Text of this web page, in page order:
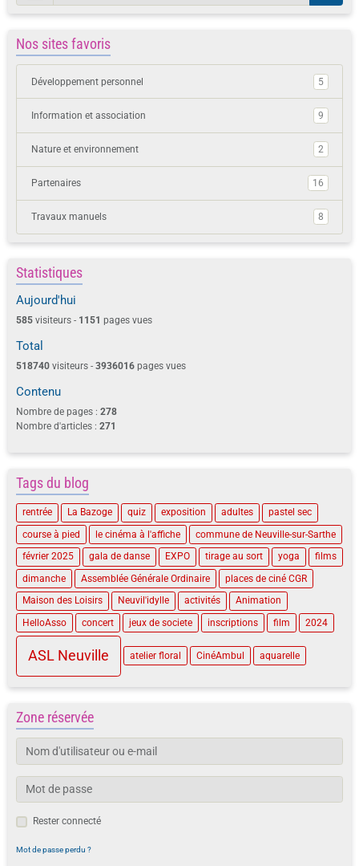
Nos sites favoris
Développement personnel 5
Information et association 9
Nature et environnement 2
Partenaires 16
Travaux manuels 8
Statistiques
Aujourd'hui
585 visiteurs - 1151 pages vues
Total
518740 visiteurs - 3936016 pages vues
Contenu
Nombre de pages : 278
Nombre d'articles : 271
Tags du blog
rentrée La Bazoge quiz exposition adultes
pastel sec
course à pied
le cinéma à l'affiche
commune de Neuville-sur-Sarthe
février 2025
gala de danse EXPO tirage au sort yoga
films
dimanche
Assemblée Générale Ordinaire
places de ciné CGR
Maison des Loisirs
Neuvil'idylle activités
Animation
HelloAsso
concert jeux de societe inscriptions film 2024
ASL Neuville atelier floral CinéAmbul aquarelle
Zone réservée
Rester connecté
Mot de passe perdu ?